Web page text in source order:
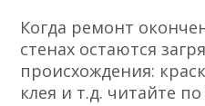
Когда ремонт
стенах остаются
происхождения:
клея и т.д. читайте